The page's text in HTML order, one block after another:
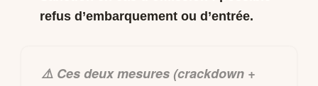
refus d’embarquement ou d’entrée.
⚠️ Ces deux mesures (crackdown +